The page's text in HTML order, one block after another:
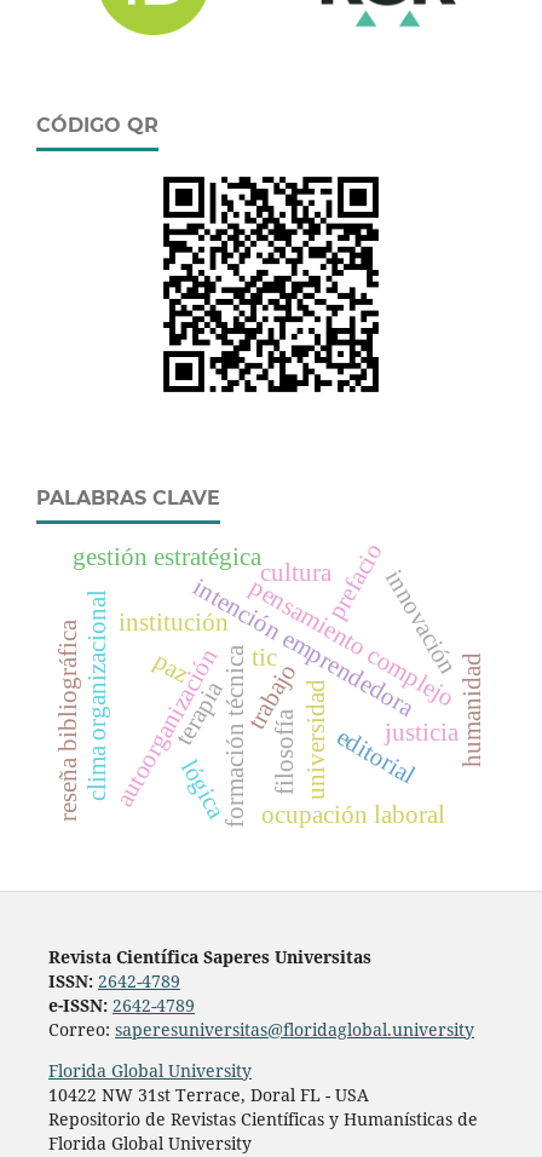
CÓDIGO QR
PALABRAS CLAVE
editorial
intención emprendedora
institución
formación técnicatrabajo
tic
autoorganización
pensamiento complejo
universidad
gestión estratégica
clima organizacional
reseña bibliográfica
prefacio
paz
cultura
justicia
innovación
terapia filosofía
lógica
humanidad
ocupación laboral
Revista Científica Saperes Universitas
ISSN: 2642-4789
e-ISSN: 2642-4789
Correo: saperesuniversitas@floridaglobal.university
Florida Global University
10422 NW 31st Terrace, Doral FL - USA
Repositorio de Revistas Científicas y Humanísticas de
Florida Global University